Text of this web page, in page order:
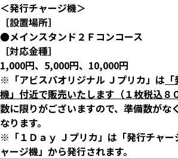
＜発行チャージ機＞
［設置場所］
●メインスタンド２Ｆコンコース
［対応金種］
1,000円、5,000円、10,000円
※「アビスパオリジナル Ｊプリカ」は
機」付近で販売いたします（１枚税込８
数に限りがございますので、準備数がな
なります。
※「１Ｄａｙ Ｊプリカ」は「発行チャー
ャージ機」から発行されます。